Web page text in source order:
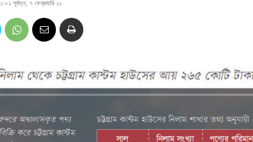
১:০১ পূর্বাহ্ন, ৭ ফেব্রুয়ারি ২১